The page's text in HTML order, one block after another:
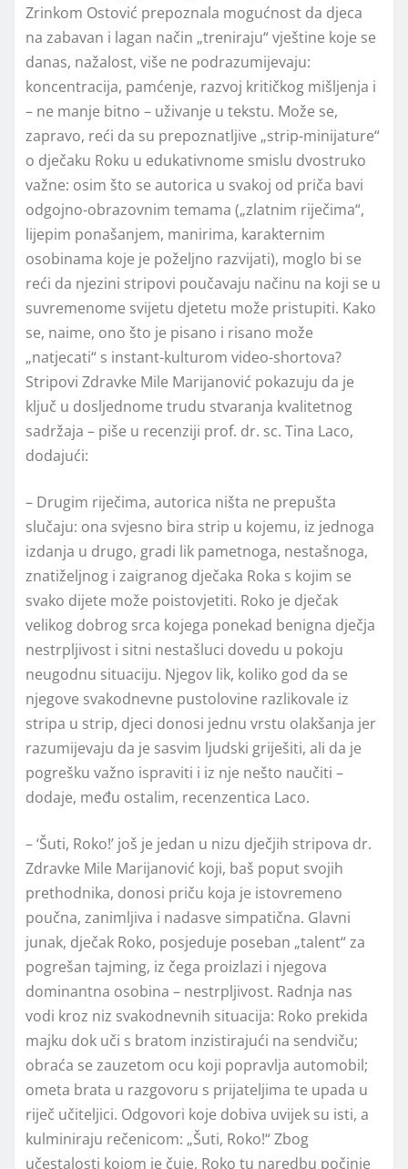
Zrinkom Ostović prepoznala mogućnost da djeca
na zabavan i lagan način „treniraju“ vještine koje se
danas, nažalost, više ne podrazumijevaju:
koncentracija, pamćenje, razvoj kritičkog mišljenja i
– ne manje bitno – uživanje u tekstu. Može se,
zapravo, reći da su prepoznatljive „strip-minijature“
o dječaku Roku u edukativnome smislu dvostruko
važne: osim što se autorica u svakoj od priča bavi
odgojno-obrazovnim temama („zlatnim riječima“,
lijepim ponašanjem, manirima, karakternim
osobinama koje je poželjno razvijati), moglo bi se
reći da njezini stripovi poučavaju načinu na koji se u
suvremenome svijetu djetetu može pristupiti. Kako
se, naime, ono što je pisano i risano može
„natjecati“ s instant-kulturom video-shortova?
Stripovi Zdravke Mile Marijanović pokazuju da je
ključ u dosljednome trudu stvaranja kvalitetnog
sadržaja – piše u recenziji prof. dr. sc. Tina Laco,
dodajući:
– Drugim riječima, autorica ništa ne prepušta
slučaju: ona svjesno bira strip u kojemu, iz jednoga
izdanja u drugo, gradi lik pametnoga, nestašnoga,
znatiželjnog i zaigranog dječaka Roka s kojim se
svako dijete može poistovjetiti. Roko je dječak
velikog dobrog srca kojega ponekad benigna dječja
nestrpljivost i sitni nestašluci dovedu u pokoju
neugodnu situaciju. Njegov lik, koliko god da se
njegove svakodnevne pustolovine razlikovale iz
stripa u strip, djeci donosi jednu vrstu olakšanja jer
razumijevaju da je sasvim ljudski griješiti, ali da je
pogrešku važno ispraviti i iz nje nešto naučiti –
dodaje, među ostalim, recenzentica Laco.
– ‘Šuti, Roko!’ još je jedan u nizu dječjih stripova dr.
Zdravke Mile Marijanović koji, baš poput svojih
prethodnika, donosi priču koja je istovremeno
poučna, zanimljiva i nadasve simpatična. Glavni
junak, dječak Roko, posjeduje poseban „talent“ za
pogrešan tajming, iz čega proizlazi i njegova
dominantna osobina – nestrpljivost. Radnja nas
vodi kroz niz svakodnevnih situacija: Roko prekida
majku dok uči s bratom inzistirajući na sendviču;
obraća se zauzetom ocu koji popravlja automobil;
ometa brata u razgovoru s prijateljima te upada u
riječ učiteljici. Odgovori koje dobiva uvijek su isti, a
kulminiraju rečenicom: „Šuti, Roko!“ Zbog
učestalosti kojom je čuje, Roko tu naredbu počinje